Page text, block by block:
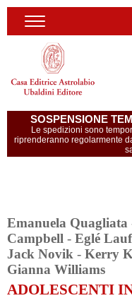
SOSPENSIONE
Le spedizioni sono
riprenderanno regolarmente
Emanuela Quagliata
Campbell - Eglé
Jack Novik - Kerry
Gianna Williams
ADOLESCENTI